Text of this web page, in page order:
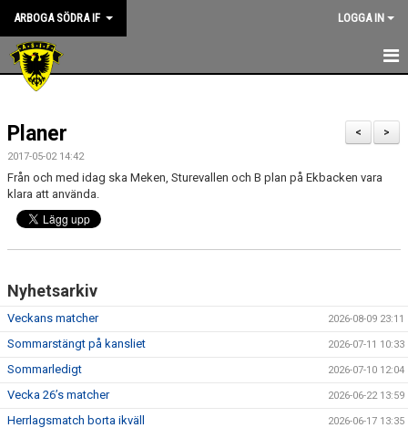
ARBOGA SÖDRA IF LOGGA IN
HEM
KANSLIET
NYHETER
OM KLUBBEN
ASIF RIKTLINJER
STYRELSEN
SPONSORER
>
<
Planer
2017-05-02 14:42
Från och med idag ska Meken, Sturevallen och B plan på Ekbacken vara
klara att använda.
Nyhetsarkiv
Veckans matcher 2026-08-09 23:11
Sommarstängt på kansliet 2026-07-11 10:33
Sommarledigt 2026-07-10 12:04
Vecka 26’s matcher 2026-06-22 13:59
Herrlagsmatch borta ikväll 2026-06-17 13:35